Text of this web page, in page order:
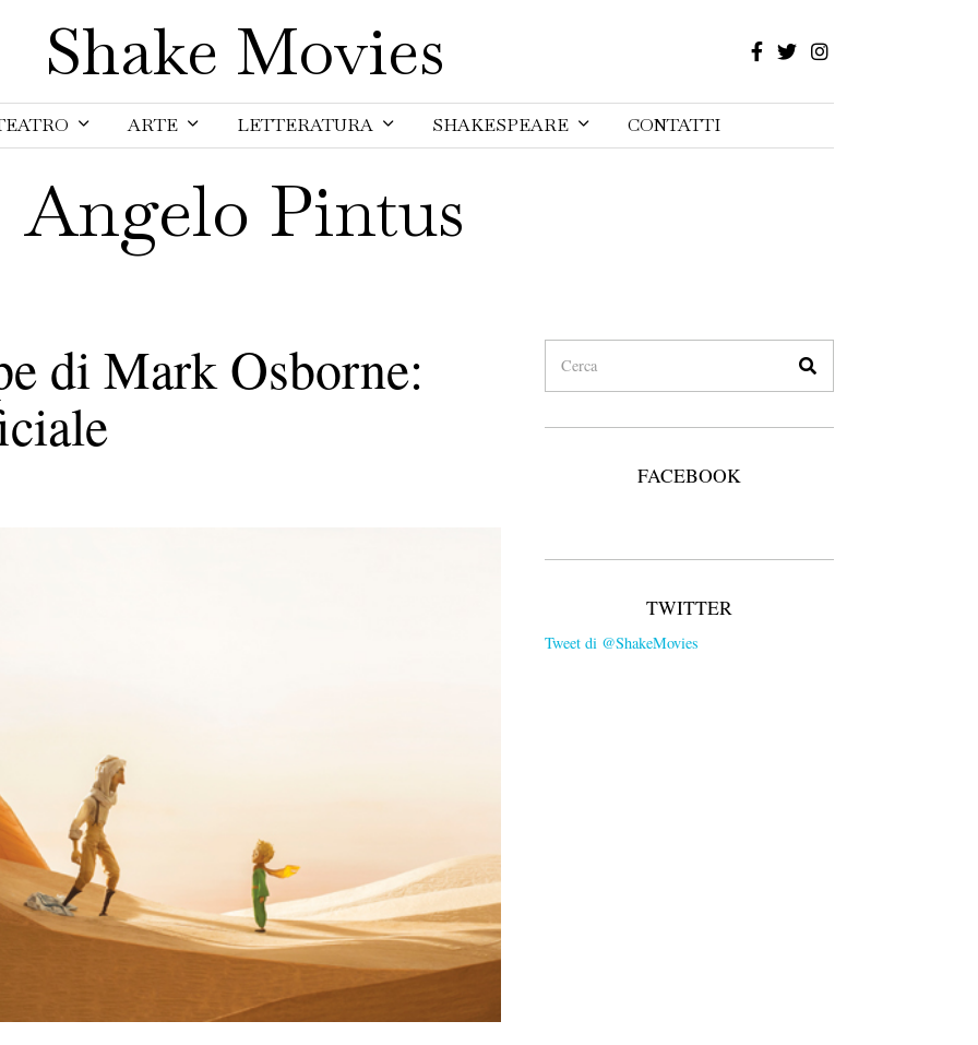
Shake Movies
ARTE LETTERATURA SHAKESPEARE CONTATTI
Angelo Pintus
di Mark Osborne:
FACEBOOK
TWITTER
Tweet di @ShakeMovies